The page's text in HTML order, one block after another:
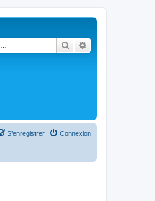
Rechercher
Connexion
S’enregistrer